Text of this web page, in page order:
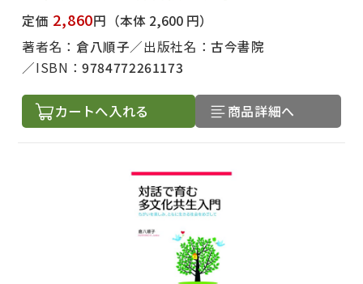
定価 2,860円 （本体 2,600 円）
著者名： 倉八順子 出版社名：古今書院
ISBN：9784772261173
カートへ入れる 商品詳細へ